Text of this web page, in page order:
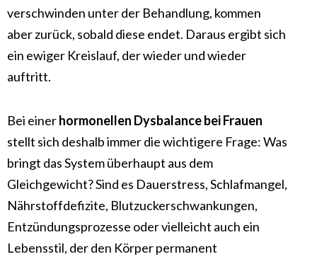
verschwinden unter der Behandlung, kommen
aber zurück, sobald diese endet. Daraus ergibt sich
ein ewiger Kreislauf, der wieder und wieder
auftritt.
Bei einerhormonellen Dysbalance bei Frauen
stellt sich deshalb immer die wichtigere Frage: Was
bringt das System überhaupt aus dem
Gleichgewicht? Sind es Dauerstress, Schlafmangel,
Nährstoffdefizite, Blutzuckerschwankungen,
Entzündungsprozesse oder vielleicht auch ein
Lebensstil, der den Körper permanent